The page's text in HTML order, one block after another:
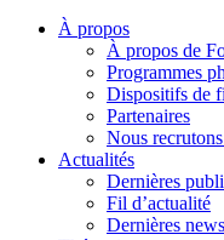
À propos
À propos de
Programmes
Dispositifs de
Partenaires
Nous
Actualités
Dernières
Fil d’actualité
Dernières